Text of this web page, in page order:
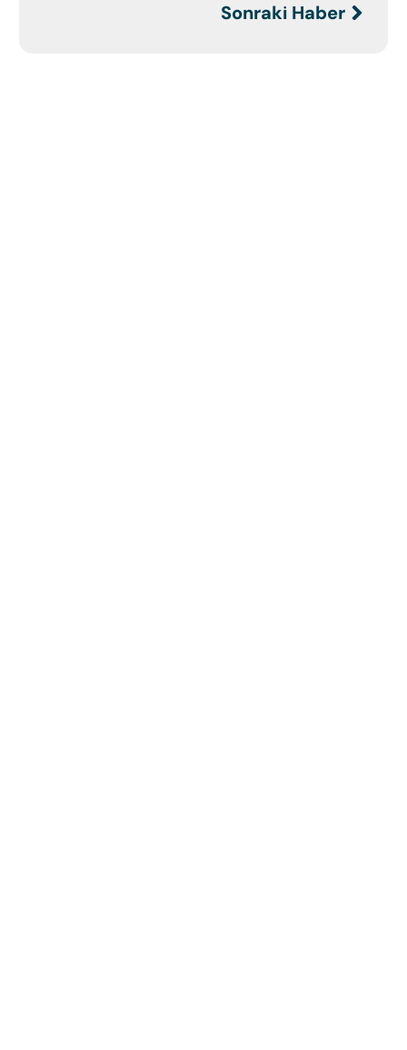
Sonraki Haber